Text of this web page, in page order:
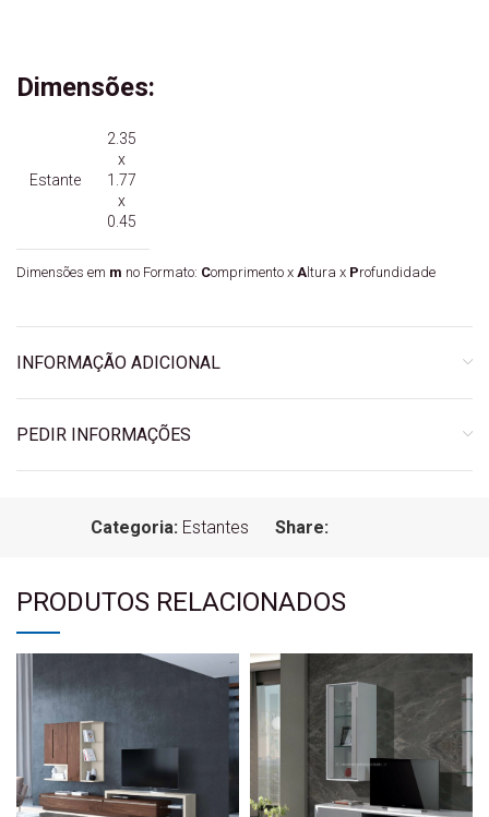
Dimensões:
Estante
2.35
x
1.77
x
0.45
Dimensões em m no Formato: Comprimento x Altura x Profundidade
INFORMAÇÃO ADICIONAL
PEDIR INFORMAÇÕES
Categoria: Estantes Share:
PRODUTOS RELACIONADOS